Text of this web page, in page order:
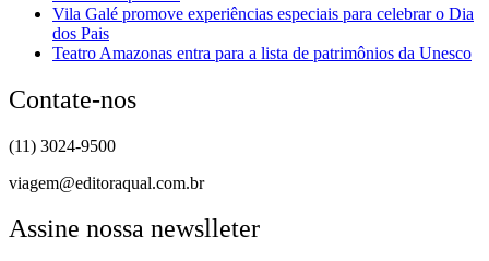
Vila Galé promove experiências especiais para celebrar o Dia
dos Pais
Teatro Amazonas entra para a lista de patrimônios da Unesco
Contate-nos
(11) 3024-9500
viagem@editoraqual.com.br
Assine nossa newslleter